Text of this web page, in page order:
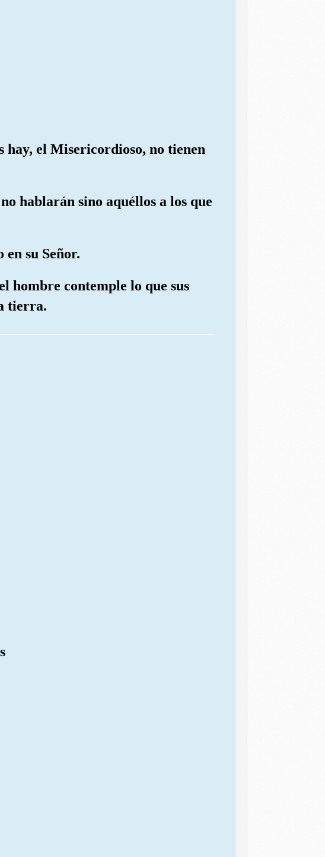
hay, el Misericordioso, no tienen
hablarán sino aquéllos a los que
su Señor.
hombre contemple lo que sus
tierra.